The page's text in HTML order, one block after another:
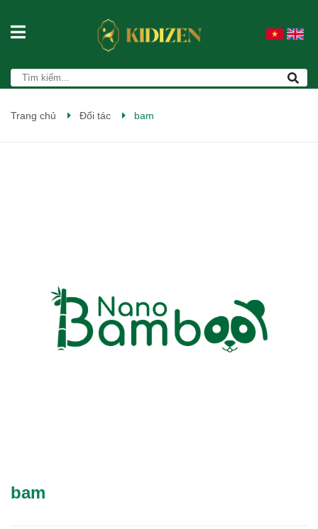
Trang chủ Đối tác bam
bam